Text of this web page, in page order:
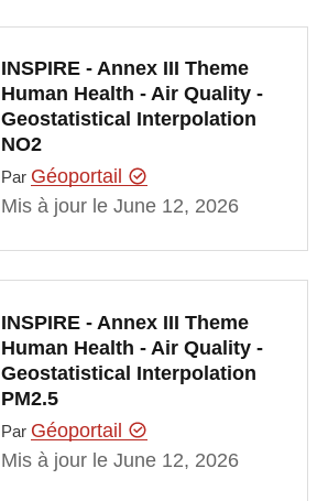
INSPIRE - Annex III Theme
Human Health - Air Quality -
Geostatistical Interpolation
NO2
Par Géoportail
Mis à jour le June 12, 2026
INSPIRE - Annex III Theme
Human Health - Air Quality -
Geostatistical Interpolation
PM2.5
Par Géoportail
Mis à jour le June 12, 2026